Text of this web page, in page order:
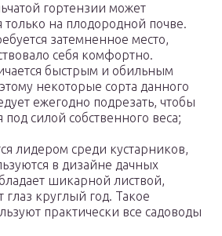
гортензии может
только на плодородной почве.
затемненное место,
себя комфортно.
быстрым и обильным
некоторые сорта данного
ежегодно подрезать, чтобы
под силой собственного веса;
лидером среди кустарников,
в дизайне дачных
шикарной листвой,
глаз круглый год. Такое
практически все садоводы